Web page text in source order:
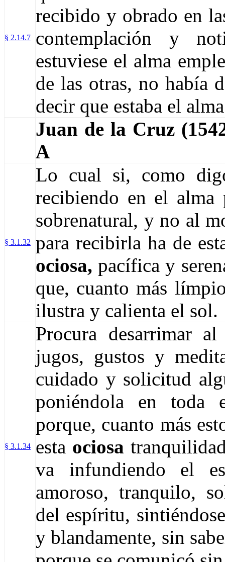
§ 2.14.7
recibido y obrado en
contemplación y
estuviese el alma
de las otras, no había
decir que estaba el
Juan de la Cruz
A
§ 3.1.32
Lo cual si, como
recibiendo en el
sobrenatural, y no al
para recibirla ha de
ociosa, pacífica y
que, cuanto más
ilustra y calienta el sol.
§ 3.1.34
Procura desarrimar
jugos, gustos y
cuidado y solicitud
poniéndola en toda
porque, cuanto más
esta ociosa
va infundiendo el
amoroso, tranquilo,
del espíritu,
y blandamente, sin